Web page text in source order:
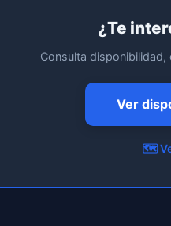
¿Te
Consulta
Ver
🗺️